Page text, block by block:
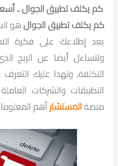
كم يكلف تطبيق الجوال..
كم يكلف تطبيق الجوالهو
بعد إطلاعك على فكرة
وتتساءل أيضا عن الربح
التكلفة، ولهذا عليك
التطبيقات والشركات
منصةالمستشارأهم